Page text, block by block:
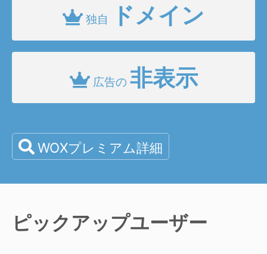
独自 ドメイン
広告の 非表示
WOXプレミアム詳細
ピックアップユーザー